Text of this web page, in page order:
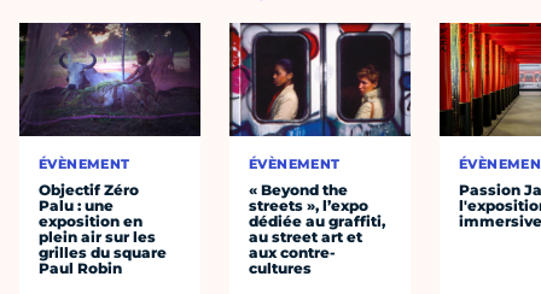
ÉVÈNEMENT
Objectif Zéro
Palu : une
exposition en
plein air sur les
grilles du square
Paul Robin
ÉVÈNEMENT
« Beyond the
streets », l’expo
dédiée au graffiti,
au street art et
aux contre-
cultures
Passion